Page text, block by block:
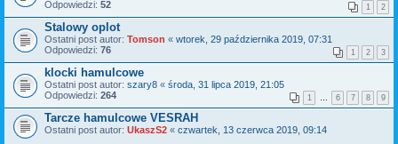
Odpowiedzi: 52 1 2
Stalowy oplot
Ostatni post autor: Tomson « wtorek, 29 października 2019, 07:31
Odpowiedzi: 76 1 2 3
klocki hamulcowe
Ostatni post autor: szary8 « środa, 31 lipca 2019, 21:05
Odpowiedzi: 264 1 … 6 7 8 9
Tarcze hamulcowe VESRAH
Ostatni post autor: UkaszS2 « czwartek, 13 czerwca 2019, 09:14